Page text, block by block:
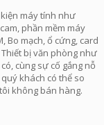
máy tính như
phần mềm máy
Bo mạch, ổ cứng, card
bị văn phòng như
cùng sự cố gắng nỗ
khách có thể so
không bán hàng.